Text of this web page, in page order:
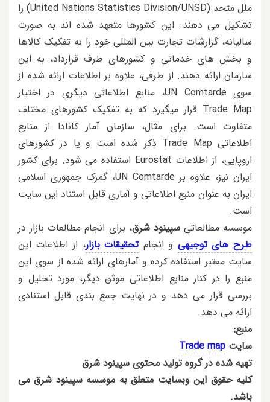
ملل متحد (United Nations Statistics Division/UNSD) را
تشکیل می دهند. این کشورها متعهد شده اند به صورت
سالیانه، گزارشات تجارت بین المللی خود را به تفکیک کالاها
و بخش های خدماتی و کشورهای طرف قرارداد، به این
سازمان ارائه دهند. از طرفی، علاوه بر اطلاعات ارائه شده از
سوی UN Comtarde، منابع اطلاعاتی دیگری در اختیار
Trade Map قرار میگیرد که به تفکیک کشورهای مختلف
متفاوت است. برای مثال، سازمان آمار کانادا از منابع
اطلاعاتی Trade Map ذکر شده است و یا در کشورهای
اروپایی، از اطلاعات Eurostat استفاده می شود. برای کشور
ایران نیز، علاوه بر UN Comtarde، گمرک جمهوری اسلامی
ایران به عنوان منبع اطلاعاتی و آماری قابل استناد این سایت
است.
موسسه مطالعاتیسپینود شرق، برای انجام مطالعات بازار در
طرح های توجیهی و انجامتحقیقات بازار، از اطلاعات این
سایت معتبر استفاده کرده و آمارهای ارائه شده از سوی این
منبع را در کنار منابع اطلاعاتی موثق دیگر، مورد تحلیل و
بررسی قرار می دهد و در نهایت جمع بندی قابل استنادی
ارائه می دهد.
منبع:
سایت Trade map
تهیه شده در گروه تولید محتوی سپینود شرق
کلیه حقوق این وبسایت متعلق به موسسه سپینود شرق می
باشد.